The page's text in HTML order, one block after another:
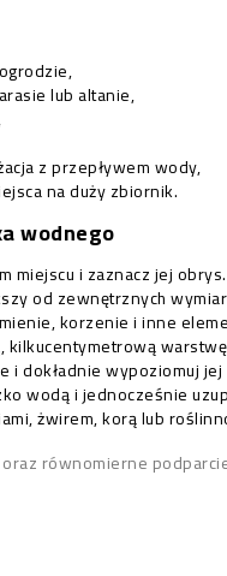
lub altanie,
z przepływem wody,
na duży zbiornik.
wodnego
miejscu i zaznacz jej obrys.
od zewnętrznych
korzenie i inne
i dokładnie wypoziomuj
wodą i jednocześnie
żwirem, korą lub
równomierne